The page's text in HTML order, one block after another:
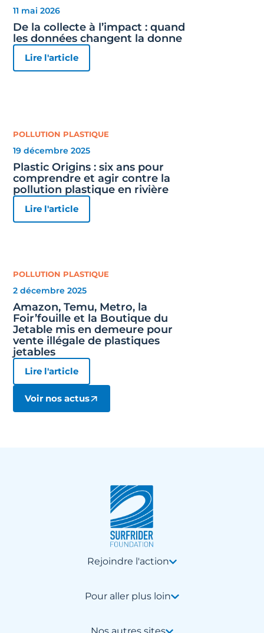
11 mai 2026
De la collecte à l’impact : quand
les données changent la donne
Lire l'article
POLLUTION PLASTIQUE
19 décembre 2025
Plastic Origins : six ans pour
comprendre et agir contre la
pollution plastique en rivière
Lire l'article
POLLUTION PLASTIQUE
2 décembre 2025
Amazon, Temu, Metro, la
Foir’fouille et la Boutique du
Jetable mis en demeure pour
vente illégale de plastiques
jetables
Lire l'article
Voir nos actus
Rejoindre l'action
Pour aller plus loin